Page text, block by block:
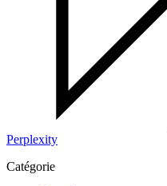
Perplexity
Catégorie